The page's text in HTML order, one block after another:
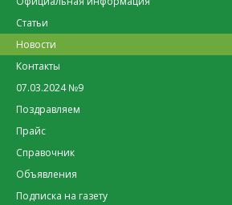
Статьи
Новости
Контакты
07.03.2024 №9
Поздравляем
Прайс
Справочник
Объявления
Подписка на газету